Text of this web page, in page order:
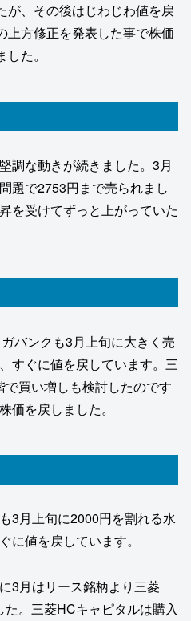
が、その後はじわじわ値を戻
上方修正を発表した事で株価
た。
調な動きが続きました。3月
題で2753円まで売られまし
を受けてずっと上がっていた
バンクも3月上旬に大きく売
すぐに値を戻しています。三
買い増しも検討したのです
価を戻しました。
3月上旬に2000円を割れる水
に値を戻しています。
3月はリース銘柄より三菱
。三菱HCキャピタルは購入